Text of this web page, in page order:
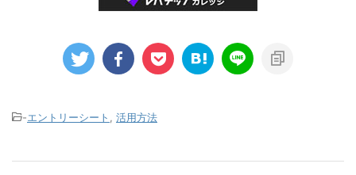
-エントリーシート 活用方法